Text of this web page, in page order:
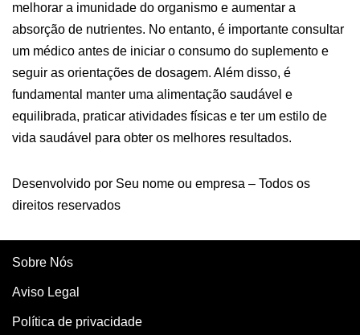
melhorar a imunidade do organismo e aumentar a
absorção de nutrientes. No entanto, é importante consultar
um médico antes de iniciar o consumo do suplemento e
seguir as orientações de dosagem. Além disso, é
fundamental manter uma alimentação saudável e
equilibrada, praticar atividades físicas e ter um estilo de
vida saudável para obter os melhores resultados.
Desenvolvido por Seu nome ou empresa – Todos os
direitos reservados
Sobre Nós
Aviso Legal
Política de privacidade